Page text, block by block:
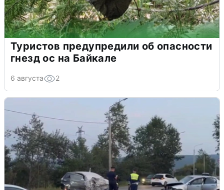
Туристов предупредили об опасности
гнезд ос на Байкале
6 августа 2